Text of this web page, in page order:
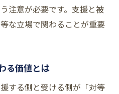
注意が必要です。支援と被
な立場で関わることが重要
る価値とは
する側と受ける側が「対等